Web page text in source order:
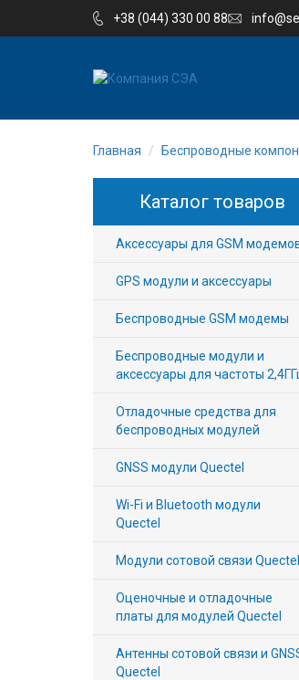
+38 (044) 330 00 88
Компания
Производство
Вакансии
авторизация
Производители
Доставка
поддержка
Главная Беспроводные
Каталог товаров
Аксессуары для GSM
GPS модули и аксессуары
Беспроводные GSM модемы
Беспроводные модули и
аксессуары для частоты
Отладочные средства для
беспроводных модулей
GNSS модули Quectel
Wi-Fi и Bluetooth модули
Quectel
Модули сотовой связи Quectel
Оценочные и отладочные
платы для модулей Quectel
Антенны сотовой связи и
Quectel